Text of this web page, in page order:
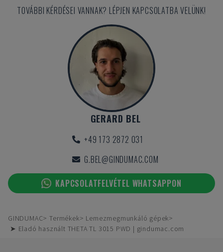
TOVÁBBI KÉRDÉSEI VANNAK? LÉPJEN KAPCSOLATBA VELÜNK!
GERARD BEL
+49 173 2872 031
G.BEL@GINDUMAC.COM
KAPCSOLATFELVÉTEL WHATSAPPON
GINDUMAC Termékek
Lemezmegmunkáló gépek
➤ Eladó használt THETA TL 3015 PWD | gindumac.com